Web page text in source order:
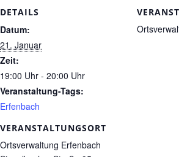
DETAILS
Datum:
21. Januar
Zeit:
19:00 Uhr - 20:00 Uhr
Veranstaltung-Tags:
Erfenbach
VERANSTALTUNGSORT
Ortsverwaltung Erfenbach